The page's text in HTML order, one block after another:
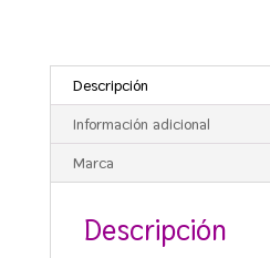
Descripción
Información adicional
Marca
Descripción